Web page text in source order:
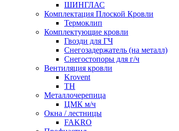
ШИНГЛАС
Комплектация Плоской Кровли
Термоклип
Комплектующие кровли
Гвозди для ГЧ
Снегозадержатель (на металл)
Снегостопоры для г/ч
Вентиляция кровли
Krovent
ТН
Металлочерепица
ЦМК м/ч
Окна / лестницы
FAKRO